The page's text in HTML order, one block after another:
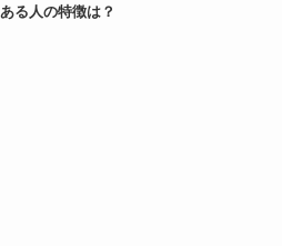
ある人の特徴は？